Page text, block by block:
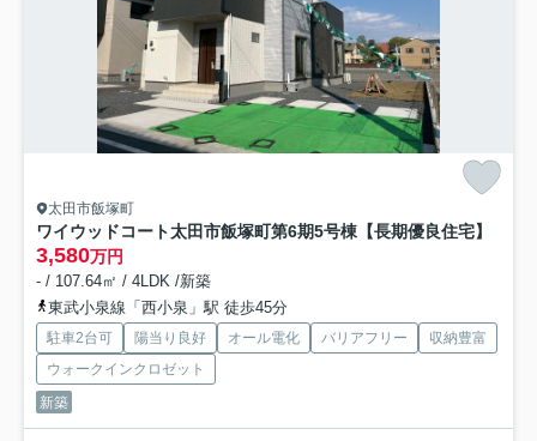
太田市飯塚町
ワイウッドコート太田市飯塚町第6期5号棟【長期優良住宅】
3,580万円
- / 107.64㎡ / 4LDK /新築
東武小泉線「西小泉」駅 徒歩45分
駐車2台可 陽当り良好 オール電化 バリアフリー
収納豊富
ウォークインクロゼット
新築